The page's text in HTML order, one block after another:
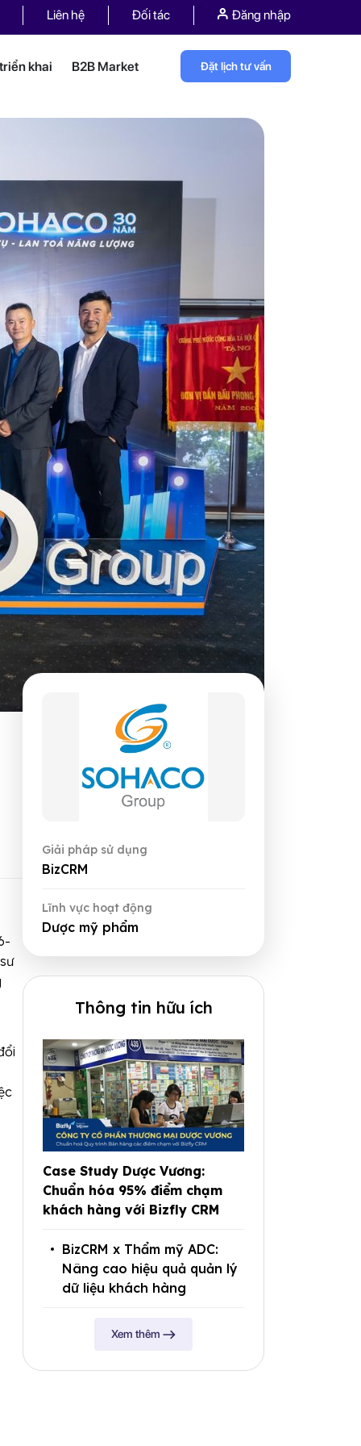
Liên hệ Đối tác Đăng nhập
khai B2B Market Đặt lịch tư vấn
Giải pháp sử dụng
BizCRM
Lĩnh vực hoạt động
Dược mỹ phẩm
Thông tin hữu ích
Case Study Dược Vương:
Chuẩn hóa 95% điểm chạm
khách hàng với Bizfly CRM
BizCRM x Thẩm mỹ ADC:
Nâng cao hiệu quả quản lý
dữ liệu khách hàng
Xem thêm